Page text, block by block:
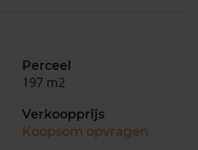
Perceel
197 m2
Verkoopprijs
Koopsom opvragen